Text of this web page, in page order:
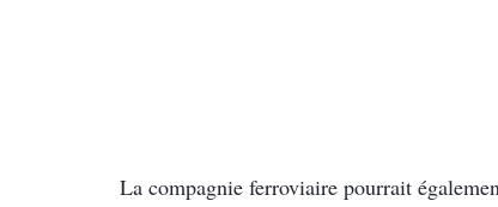
La compagnie ferroviaire pourrait